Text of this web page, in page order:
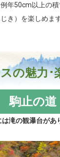
年50cm以上の
き）を楽しめます
の魅力･
駒止の道
滝の観瀑台があ